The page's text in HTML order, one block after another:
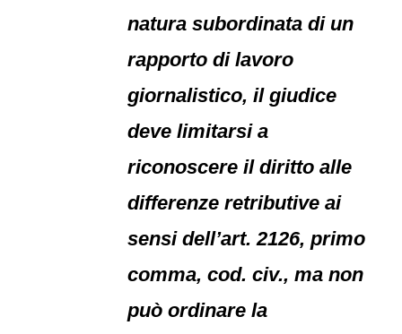
natura subordinata di un
rapporto di lavoro
giornalistico, il giudice
deve limitarsi a
riconoscere il diritto alle
differenze retributive ai
sensi dell’art. 2126, primo
comma, cod. civ., ma non
può ordinare la